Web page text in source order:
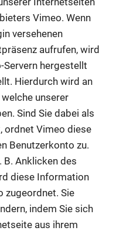
Vimeo. Wenn
versehenen
aufrufen, wird
Servern hergestellt
Hierdurch wird an
unserer
Sind Sie dabei als
ordnet Vimeo diese
Benutzerkonto zu.
B. Anklicken des
diese Information
zugeordnet. Sie
indem Sie sich
aus ihrem